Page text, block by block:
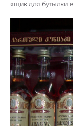
ящик для бутылки